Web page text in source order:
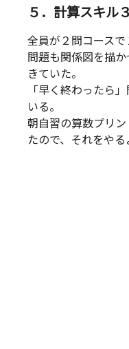
５．計算スキル
全員が２問コースで
問題も関係図を描
きていた。
「早く終わったら
いる。
朝自習の算数プリ
たので、それをやる